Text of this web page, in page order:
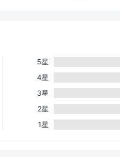
5星
4星
3星
2星
1星